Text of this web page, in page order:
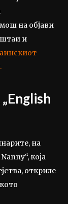
на објави
и
на
која
откриле